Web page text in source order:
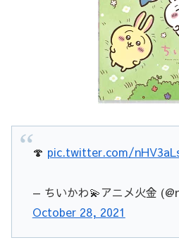
🍄 pic.twitter.com/
— ちいかわ💫アニメ火金
October 28, 2021